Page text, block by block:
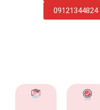
09121344824